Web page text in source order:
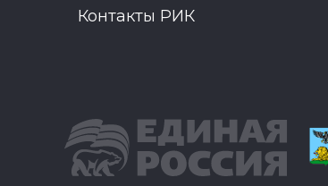
Контакты РИК